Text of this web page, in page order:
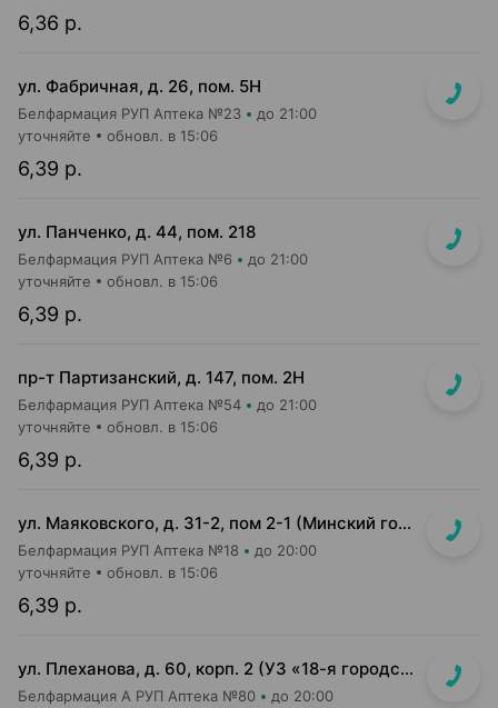
6,36 р.
ул. Фабричная, д. 26, пом. 5Н
Белфармация РУП Аптека №23 до 21:00
6,39 р.
уточняйте обновл. в 15:06
ул. Панченко, д. 44, пом. 218
Белфармация РУП Аптека №6 до 21:00
6,39 р.
уточняйте обновл. в 15:06
пр-т Партизанский, д. 147, пом. 2Н
Белфармация РУП Аптека №54 до 21:00
6,39 р.
уточняйте обновл. в 15:06
ул. Маяковского, д. 31-2, пом 2-1 (Минский гор. эндокринологический диспансер)
Белфармация РУП Аптека №18 до 20:00
6,39 р.
уточняйте обновл. в 15:06
ул. Плеханова, д. 60, корп. 2 (УЗ «18-я городская п-ка»)
Белфармация А РУП Аптека №80 до 20:00